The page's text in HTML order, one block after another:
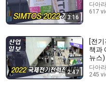
"I was miserably
3:16
다아
617
2:47
[전
책과
뉴스)
다아
245